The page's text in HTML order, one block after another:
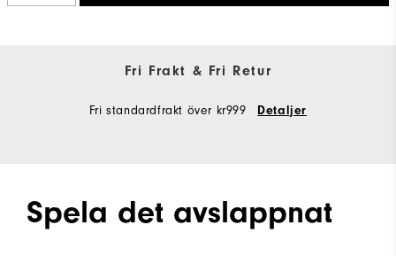
Fri Frakt & Fri Retur
Fri standardfrakt över kr999 Detaljer
Spela det avslappnat